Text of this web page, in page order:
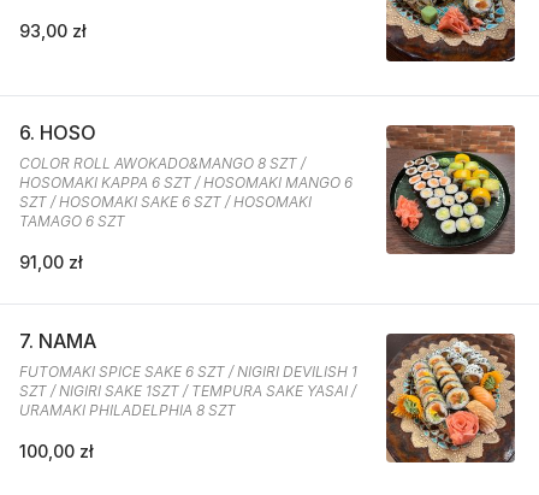
93,00 zł
6. HOSO
COLOR ROLL AWOKADO&MANGO 8 SZT /
HOSOMAKI KAPPA 6 SZT / HOSOMAKI MANGO 6
SZT / HOSOMAKI SAKE 6 SZT / HOSOMAKI
TAMAGO 6 SZT
91,00 zł
7. NAMA
FUTOMAKI SPICE SAKE 6 SZT / NIGIRI DEVILISH 1
SZT / NIGIRI SAKE 1SZT / TEMPURA SAKE YASAI /
URAMAKI PHILADELPHIA 8 SZT
100,00 zł